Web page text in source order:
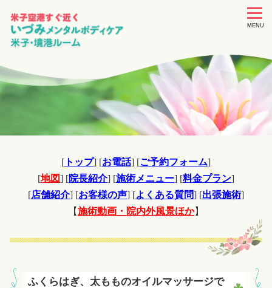
toggle
MENU
[ トップ] [お電話] [ご予約フォーム]
[地図] [院長紹介] [施術メニュー] [料金プラン]
[店舗紹介] [お客様の声] [よくある質問] [出張施術]
【施術動画・院内外風景ほか】
ふくらはぎ、太もものオイルマッサージで